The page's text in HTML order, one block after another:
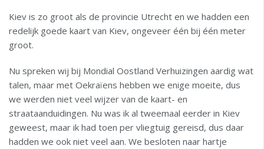
Kiev is zo groot als de provincie Utrecht en we hadden een
redelijk goede kaart van Kiev, ongeveer één bij één meter
groot.
Nu spreken wij bij Mondial Oostland Verhuizingen aardig wat
talen, maar met Oekraïens hebben we enige moeite, dus
we werden niet veel wijzer van de kaart- en
straataanduidingen. Nu was ik al tweemaal eerder in Kiev
geweest, maar ik had toen per vliegtuig gereisd, dus daar
hadden we ook niet veel aan. We besloten naar hartje